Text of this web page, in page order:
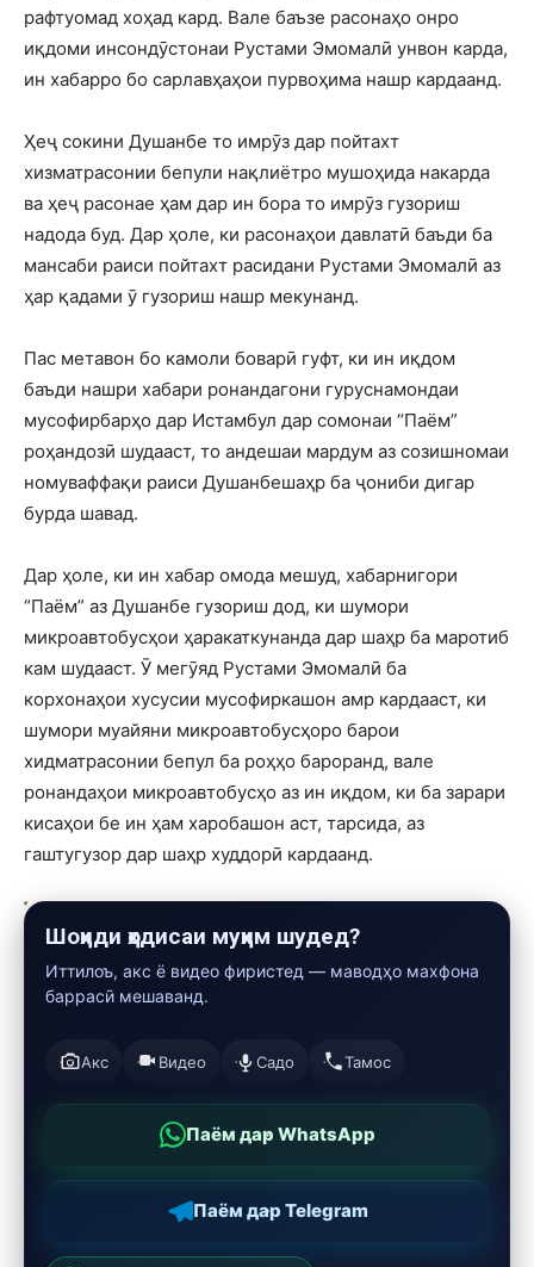
рафтуомад хоҳад кард. Вале баъзе расонаҳо онро
иқдоми инсондӯстонаи Рустами Эмомалӣ унвон карда,
ин хабарро бо сарлавҳаҳои пурвоҳима нашр кардаанд.
Ҳеҷ сокини Душанбе то имрӯз дар пойтахт
хизматрасонии бепули нақлиётро мушоҳида накарда
ва ҳеҷ расонае ҳам дар ин бора то имрӯз гузориш
надода буд. Дар ҳоле, ки расонаҳои давлатӣ баъди ба
мансаби раиси пойтахт расидани Рустами Эмомалӣ аз
ҳар қадами ӯ гузориш нашр мекунанд.
Пас метавон бо камоли боварӣ гуфт, ки ин иқдом
баъди нашри хабари ронандагони гуруснамондаи
мусофирбарҳо дар Истамбул дар сомонаи “Паём”
роҳандозӣ шудааст, то андешаи мардум аз созишномаи
номуваффақи раиси Душанбешаҳр ба ҷониби дигар
бурда шавад.
Дар ҳоле, ки ин хабар омода мешуд, хабарнигори
“Паём” аз Душанбе гузориш дод, ки шумори
микроавтобусҳои ҳаракаткунанда дар шаҳр ба маротиб
кам шудааст. Ӯ мегӯяд Рустами Эмомалӣ ба
корхонаҳои хусусии мусофиркашон амр кардааст, ки
шумори муайяни микроавтобусҳоро барои
хидматрасонии бепул ба роҳҳо бароранд, вале
ронандаҳои микроавтобусҳо аз ин иқдом, ки ба зарари
кисаҳои бе ин ҳам харобашон аст, тарсида, аз
гаштугузор дар шаҳр худдорӣ кардаанд.
Шоҳиди ҳодисаи муҳим шудед?
Иттилоъ, акс ё видео фиристед — маводҳо махфона
баррасӣ мешаванд.
Акс Видео Садо Тамос
Паём дар WhatsApp
Паём дар Telegram